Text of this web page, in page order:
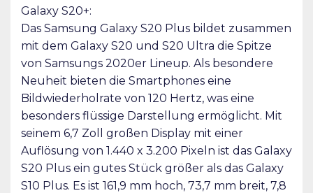
Galaxy S20+:
Das Samsung Galaxy S20 Plus bildet zusammen
mit dem Galaxy S20 und S20 Ultra die Spitze
von Samsungs 2020er Lineup. Als besondere
Neuheit bieten die Smartphones eine
Bildwiederholrate von 120 Hertz, was eine
besonders flüssige Darstellung ermöglicht. Mit
seinem 6,7 Zoll großen Display mit einer
Auflösung von 1.440 x 3.200 Pixeln ist das Galaxy
S20 Plus ein gutes Stück größer als das Galaxy
S10 Plus. Es ist 161,9 mm hoch, 73,7 mm breit, 7,8